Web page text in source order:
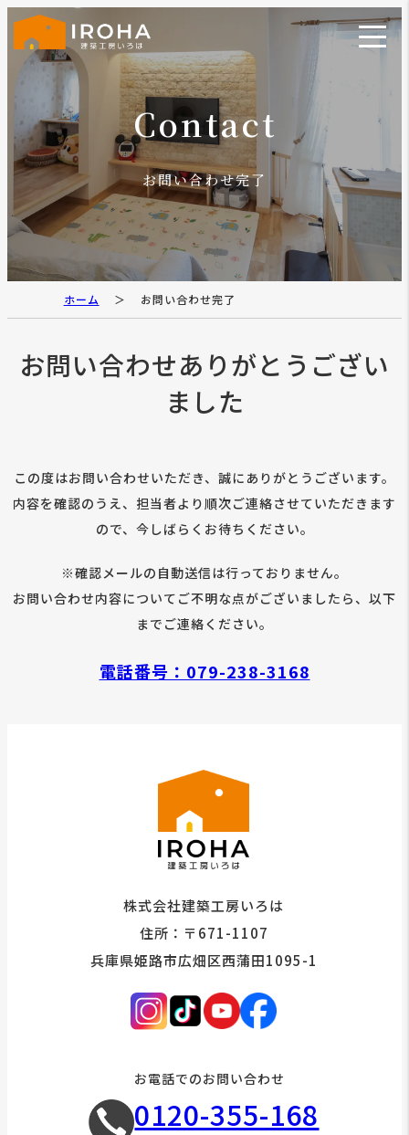
Contact
お問い合わせ完了
ホーム お問い合わせ完了
お問い合わせありがとうござい
ました
この度はお問い合わせいただき、誠にありがとうございます。
内容を確認のうえ、担当者より順次ご連絡させていただきます
ので、今しばらくお待ちください。
※確認メールの自動送信は行っておりません。
お問い合わせ内容についてご不明な点がございましたら、以下
までご連絡ください。
電話番号：079-238-3168
株式会社建築工房いろは
住所：〒671-1107
兵庫県姫路市広畑区西蒲田1095-1
お電話でのお問い合わせ
0120-355-168